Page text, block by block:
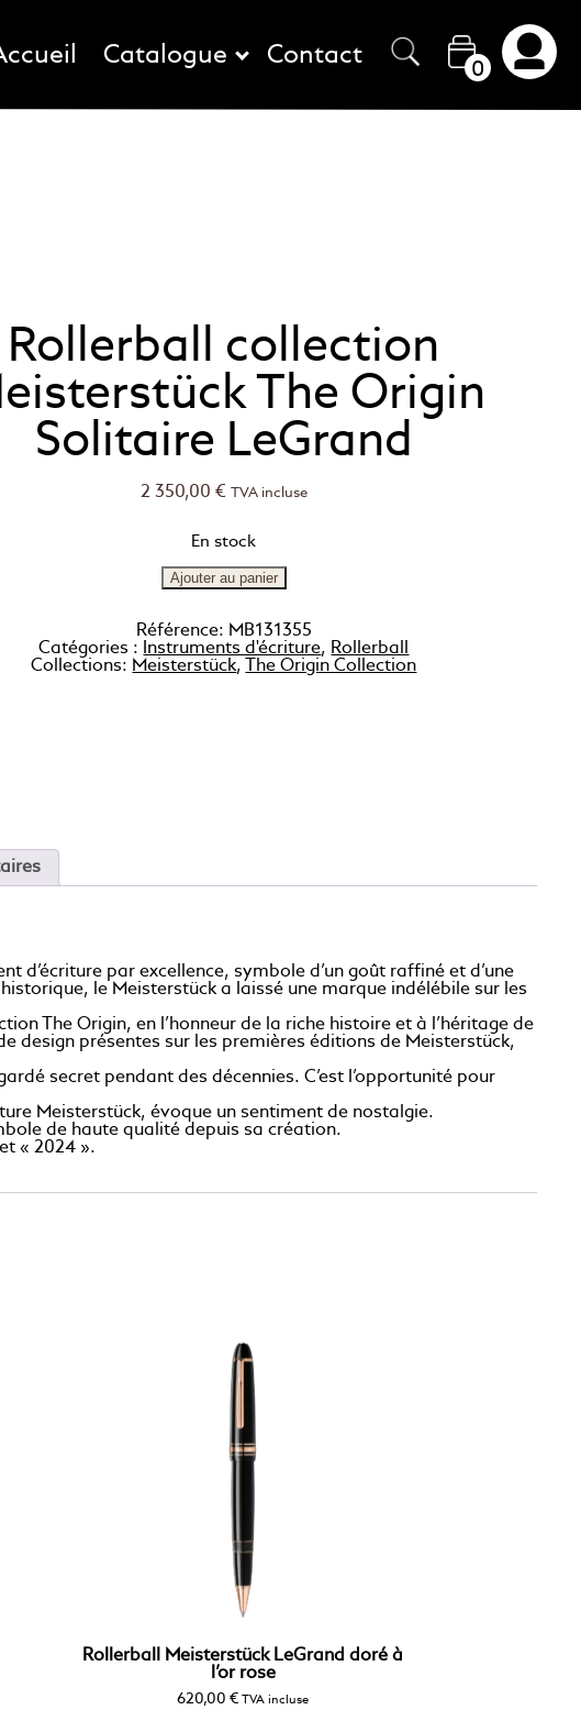
Catalogue Contact
0
Rollerball collection
The Origin
Solitaire LeGrand
2 350,00 € TVA incluse
En stock
Ajouter au panier
Référence: MB131355
Catégories :
Instruments d'écriture, Rollerball
Collections: Meisterstück, The Origin Collection
d’écriture par excellence, symbole d’un goût raffiné et d’une
le Meisterstück a laissé une marque indélébile sur les
The Origin, en l’honneur de la riche histoire et à l’héritage de
design présentes sur les premières éditions de Meisterstück,
secret pendant des décennies. C’est l’opportunité pour
Meisterstück, évoque un sentiment de nostalgie.
de haute qualité depuis sa création.
« 2024 ».
Rollerball Meisterstück LeGrand doré à
l’or rose
620,00€ TVA incluse